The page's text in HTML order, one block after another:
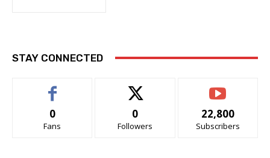
STAY CONNECTED
0
Fans
0
Followers
22,800
Subscribers